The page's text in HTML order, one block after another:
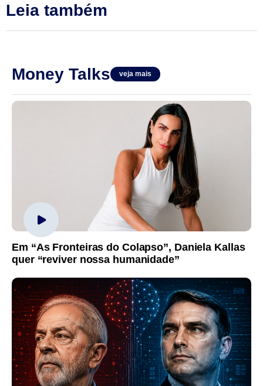
Leia também
Money Talks veja mais
Em “As Fronteiras do Colapso”, Daniela Kallas
quer “reviver nossa humanidade”